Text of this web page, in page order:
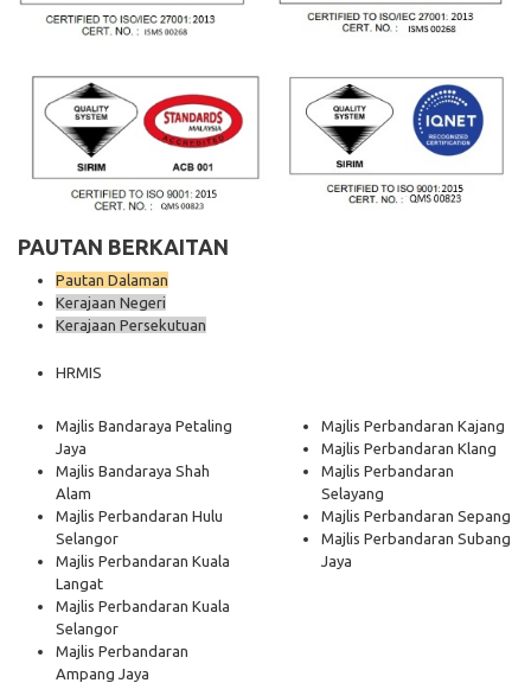
PAUTAN BERKAITAN
Pautan Dalaman
Kerajaan Negeri
Kerajaan Persekutuan
HRMIS
Majlis Bandaraya Petaling
Jaya
Majlis Bandaraya Shah
Alam
Majlis Perbandaran Hulu
Selangor
Majlis Perbandaran Kuala
Langat
Majlis Perbandaran Kuala
Selangor
Majlis Perbandaran
Ampang Jaya
Majlis Perbandaran Kajang
Majlis Perbandaran Klang
Majlis Perbandaran
Selayang
Majlis Perbandaran Sepang
Majlis Perbandaran Subang
Jaya